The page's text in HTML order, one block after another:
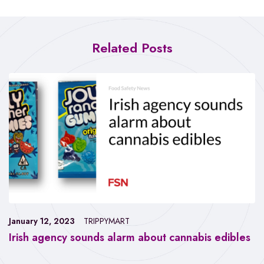
Related Posts
Irish agency sounds alarm about cannabis edibles
January 12, 2023 TRIPPYMART